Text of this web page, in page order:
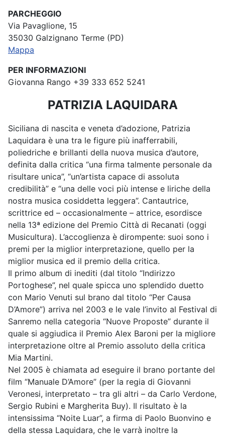
PARCHEGGIO
Via Pavaglione, 15
35030 Galzignano Terme (PD)
Mappa
PER INFORMAZIONI
Giovanna Rango +39 333 652 5241
PATRIZIA LAQUIDARA
Siciliana di nascita e veneta d’adozione, Patrizia
Laquidara è una tra le figure più inafferrabili,
poliedriche e brillanti della nuova musica d’autore,
definita dalla critica “una firma talmente personale da
risultare unica”, “un’artista capace di assoluta
credibilità” e “una delle voci più intense e liriche della
nostra musica cosiddetta leggera”. Cantautrice,
scrittrice ed – occasionalmente – attrice, esordisce
nella 13ª edizione del Premio Città di Recanati (oggi
Musicultura). L’accoglienza è dirompente: suoi sono i
premi per la miglior interpretazione, quello per la
miglior musica ed il premio della critica.
Il primo album di inediti (dal titolo “Indirizzo
Portoghese”, nel quale spicca uno splendido duetto
con Mario Venuti sul brano dal titolo “Per Causa
D’Amore”) arriva nel 2003 e le vale l’invito al Festival di
Sanremo nella categoria “Nuove Proposte” durante il
quale si aggiudica il Premio Alex Baroni per la migliore
interpretazione oltre al Premio assoluto della critica
Mia Martini.
Nel 2005 è chiamata ad eseguire il brano portante del
film “Manuale D’Amore” (per la regia di Giovanni
Veronesi, interpretato – tra gli altri – da Carlo Verdone,
Sergio Rubini e Margherita Buy). Il risultato è la
intensissima “Noite Luar”, a firma di Paolo Buonvino e
della stessa Laquidara, che le varrà inoltre la